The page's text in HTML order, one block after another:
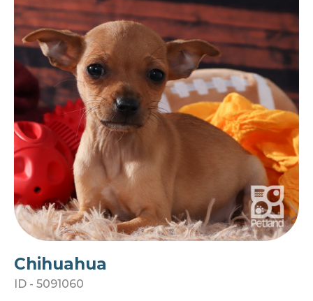
Chihuahua
ID - 5091060